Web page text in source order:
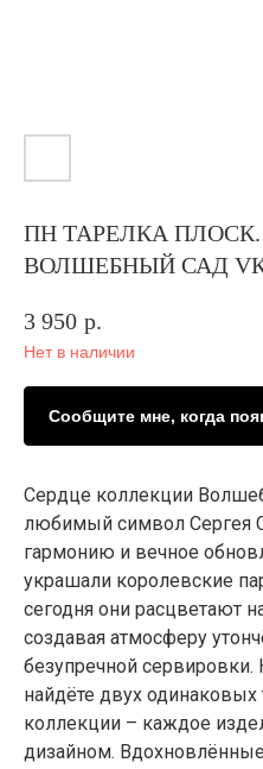
ПН ТАРЕЛКА
ВОЛШЕБНЫЙ САД
3 950 р.
Нет в наличии
Сообщите мне, когда
Сердце коллекции
любимый символ Сергея
гармонию и вечное
украшали королевские
сегодня они расцветают
создавая атмосферу
безупречной
найдёте двух
коллекции – каждое
дизайном.